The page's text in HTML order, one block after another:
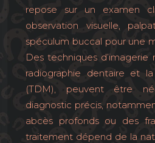
repose sur un examen
observation visuelle,
spéculum buccal pour une
Des techniques
radiographie dentaire et
(TDM), peuvent être
diagnostic précis,
abcès profonds ou des
traitement dépend de la